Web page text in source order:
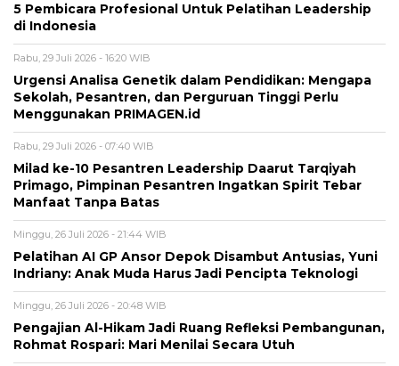
5 Pembicara Profesional Untuk Pelatihan Leadership
di Indonesia
Rabu, 29 Juli 2026 - 16:20 WIB
Urgensi Analisa Genetik dalam Pendidikan: Mengapa
Sekolah, Pesantren, dan Perguruan Tinggi Perlu
Menggunakan PRIMAGEN.id
Rabu, 29 Juli 2026 - 07:40 WIB
Milad ke-10 Pesantren Leadership Daarut Tarqiyah
Primago, Pimpinan Pesantren Ingatkan Spirit Tebar
Manfaat Tanpa Batas
Minggu, 26 Juli 2026 - 21:44 WIB
Pelatihan AI GP Ansor Depok Disambut Antusias, Yuni
Indriany: Anak Muda Harus Jadi Pencipta Teknologi
Minggu, 26 Juli 2026 - 20:48 WIB
Pengajian Al-Hikam Jadi Ruang Refleksi Pembangunan,
Rohmat Rospari: Mari Menilai Secara Utuh